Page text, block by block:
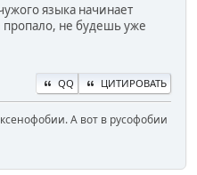
языка начинает
не будешь уже
QQ ЦИТИРОВАТЬ
А вот в русофобии